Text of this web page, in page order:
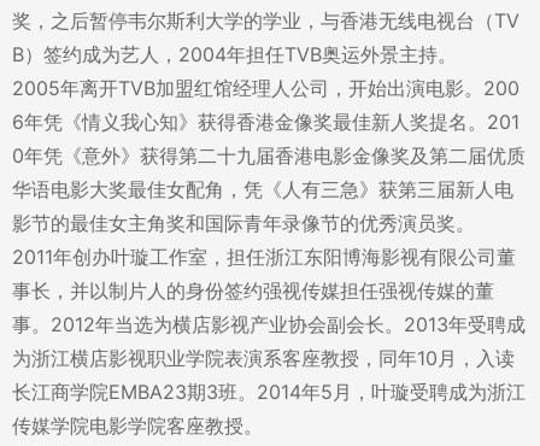
奖，之后暂停韦尔斯利大学的学业，与香港无线电视台（TV
B）签约成为艺人，2004年担任TVB奥运外景主持。
2005年离开TVB加盟红馆经理人公司，开始出演电影。200
6年凭《情义我心知》获得香港金像奖最佳新人奖提名。201
0年凭《意外》获得第二十九届香港电影金像奖及第二届优质
华语电影大奖最佳女配角，凭《人有三急》获第三届新人电
影节的最佳女主角奖和国际青年录像节的优秀演员奖。
2011年创办叶璇工作室，担任浙江东阳博海影视有限公司董
事长，并以制片人的身份签约强视传媒担任强视传媒的董
事。2012年当选为横店影视产业协会副会长。2013年受聘成
为浙江横店影视职业学院表演系客座教授，同年10月，入读
长江商学院EMBA23期3班。2014年5月，叶璇受聘成为浙江
传媒学院电影学院客座教授。